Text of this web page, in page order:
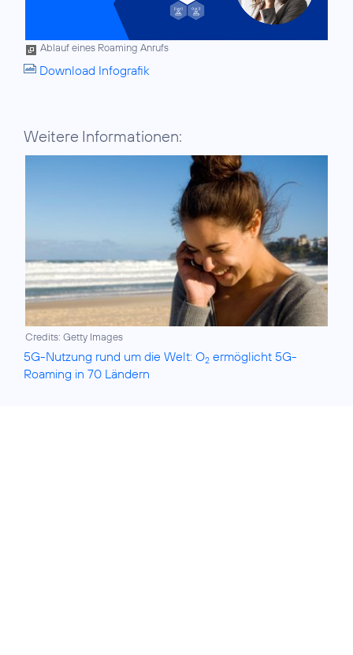
Ablauf eines Roaming Anrufs
Download Infografik
Weitere Informationen:
Credits: Getty Images
5G-Nutzung rund um die Welt: O2 ermöglicht 5G-
Roaming in 70 Ländern